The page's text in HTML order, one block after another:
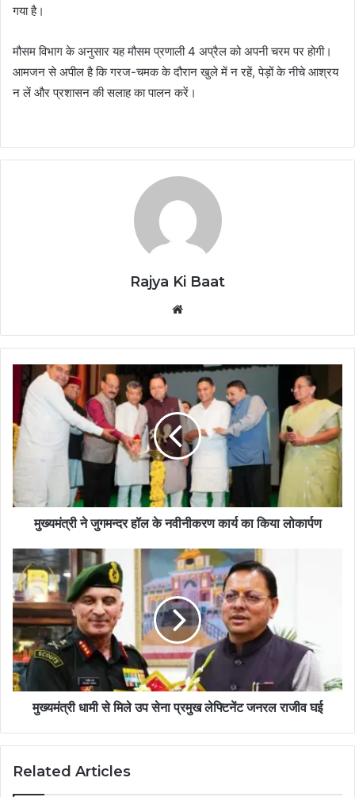
गया है।
मौसम विभाग के अनुसार यह मौसम प्रणाली 4 अप्रैल को अपनी चरम पर होगी।
आमजन से अपील है कि गरज-चमक के दौरान खुले में न रहें, पेड़ों के नीचे आश्रय
न लें और प्रशासन की सलाह का पालन करें।
Rajya Ki Baat
मुख्यमंत्री ने जुगमन्दर हॉल के नवीनीकरण कार्य का किया लोकार्पण
मुख्यमंत्री धामी से मिले उप सेना प्रमुख लेफ्टिनेंट जनरल राजीव घई
Related Articles